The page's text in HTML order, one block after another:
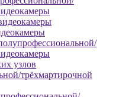
узлов
трёхмартирочной